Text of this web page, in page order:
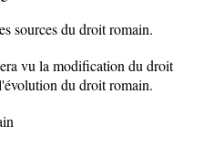
sources du droit romain.
vu la modification du droit
du droit romain.